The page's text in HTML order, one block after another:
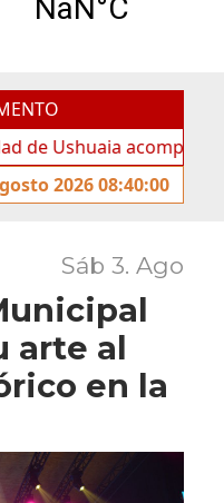
acompañó los
2026 08:40:00
Sáb 3. Ago
arte al
en la